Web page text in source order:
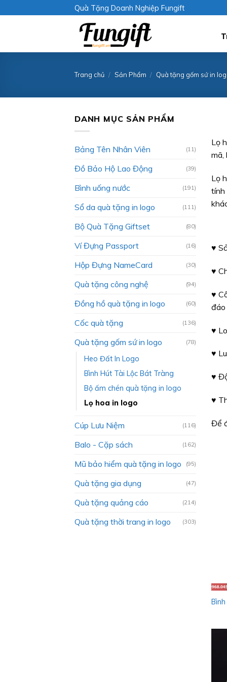
to
Quà Tặng Doanh Nghiệp Fungift
Trang chủ / Sản Phẩm / Quà tặng gốm sứ in
DANH MỤC SẢN PHẨM
Bảng Tên Nhân Viên (11)
Đồ Bảo Hộ Lao Động (39)
Bình uống nước (191)
Sổ da quà tặng in logo (111)
Bộ Quà Tặng Giftset (80)
Ví Đựng Passport (16)
Hộp Đựng NameCard (30)
Quà tặng công nghệ (94)
Đồng hồ quà tặng in logo (60)
Cốc quà tặng (136)
Quà tặng gốm sứ in logo (78)
Heo Đất In Logo
Bình Hút Tài Lộc Bát Tràng
Bộ ấm chén quà tặng in logo
Lọ hoa in logo
Cúp Lưu Niệm (116)
Balo - Cặp sách (162)
Mũ bảo hiểm quà tặng in logo (95)
Quà tặng gia dụng (47)
Quà tặng quảng cáo (214)
Quà tặng thời trang in logo (303)
Lọ
mã,
Lọ
tính
♥
♥
♥
♥
♥
♥
♥
Để